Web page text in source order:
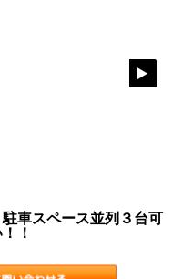
車スペース並列３台可
！